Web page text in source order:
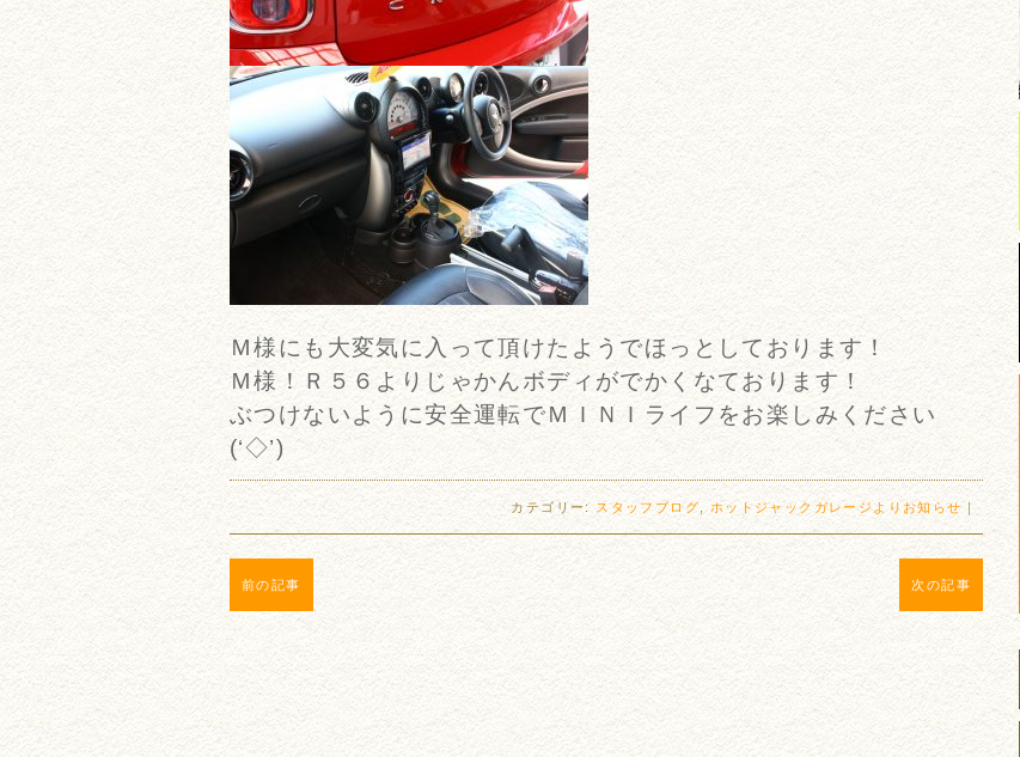
Ｍ様にも大変気に入って頂けたようでほっとしております！
Ｍ様！Ｒ５６よりじゃかんボディがでかくなております！
ぶつけないように安全運転でＭＩＮＩライフをお楽しみください
(‘◇’)ゞ
カテゴリー: スタッフブログ ホットジャックガレージよりお知らせ ｜
前の記事 次の記事